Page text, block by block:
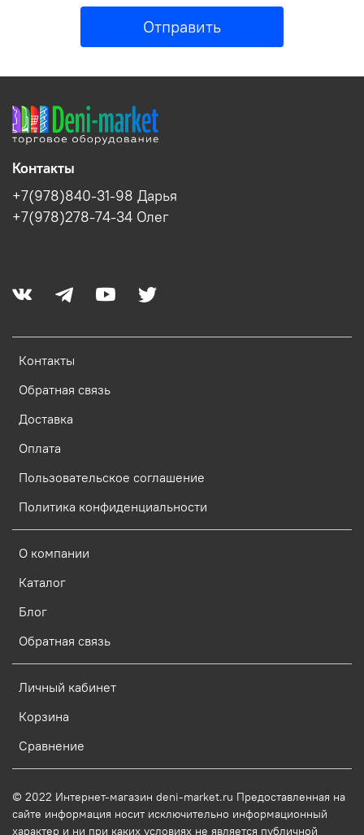
Отправить
Контакты
Обратная связь
Доставка
Оплата
Пользовательское соглашение
Политика конфиденциальности
О компании
Каталог
Блог
Обратная связь
Личный кабинет
Корзина
Сравнение
Контакты
+7(978)840-31-98 Дарья
+7(978)278-74-34 Олег
© 2022 Интернет-магазин deni-market.ru Предоставленная на
сайте информация носит исключительно информационный
характер и ни при каких условиях не является публичной